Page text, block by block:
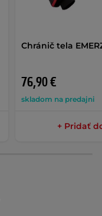
Chránič tela
76,90 €
skladom na predajni
+ Pridať